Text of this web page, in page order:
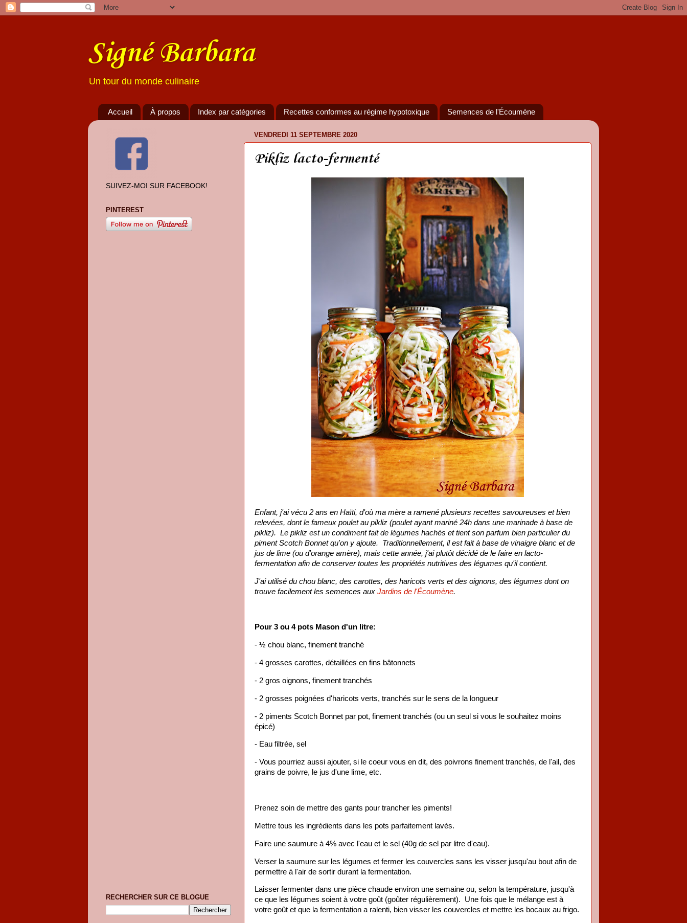
Signé Barbara
Un tour du monde culinaire
Accueil À propos Index par catégories Recettes conformes au régime hypotoxique Semences de l'Écoumène
VENDREDI 11 SEPTEMBRE 2020
Pikliz lacto-fermenté
Enfant, j'ai vécu 2 ans en Haïti, d'où ma mère a ramené plusieurs recettes savoureuses et bien
relevées, dont le fameux poulet au pikliz (poulet ayant mariné 24h dans une marinade à base de
pikliz). Le pikliz est un condiment fait de légumes hachés et tient son parfum bien particulier du
piment Scotch Bonnet qu'on y ajoute. Traditionnellement, il est fait à base de vinaigre blanc et de
jus de lime (ou d'orange amère), mais cette année, j'ai plutôt décidé de le faire en lacto-
fermentation afin de conserver toutes les propriétés nutritives des légumes qu'il contient.
J'ai utilisé du chou blanc, des carottes, des haricots verts et des oignons, des légumes dont on
trouve facilement les semences aux Jardins de l'Écoumène.
Pour 3 ou 4 pots Mason d'un litre:
- ½ chou blanc, finement tranché
- 4 grosses carottes, détaillées en fins bâtonnets
- 2 gros oignons, finement tranchés
- 2 grosses poignées d'haricots verts, tranchés sur le sens de la longueur
- 2 piments Scotch Bonnet par pot, finement tranchés (ou un seul si vous le souhaitez moins
épicé)
- Eau filtrée, sel
- Vous pourriez aussi ajouter, si le coeur vous en dit, des poivrons finement tranchés, de l'ail, des
grains de poivre, le jus d'une lime, etc.
Prenez soin de mettre des gants pour trancher les piments!
Mettre tous les ingrédients dans les pots parfaitement lavés.
Faire une saumure à 4% avec l'eau et le sel (40g de sel par litre d'eau).
Verser la saumure sur les légumes et fermer les couvercles sans les visser jusqu'au bout afin de
permettre à l'air de sortir durant la fermentation.
Laisser fermenter dans une pièce chaude environ une semaine ou, selon la température, jusqu'à
ce que les légumes soient à votre goût (goûter régulièrement). Une fois que le mélange est à
votre goût et que la fermentation a ralenti, bien visser les couvercles et mettre les bocaux au frigo.
SUIVEZ-MOI SUR FACEBOOK!
PINTEREST
RECHERCHER SUR CE BLOGUE